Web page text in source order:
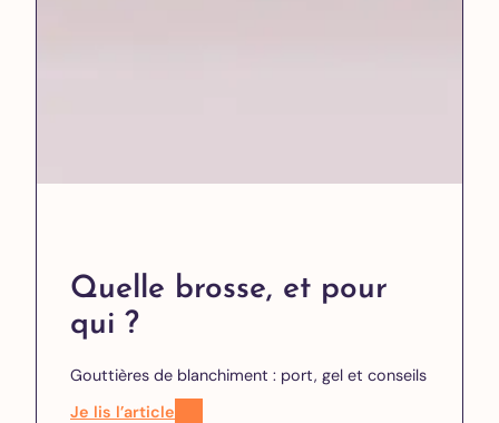
Quelle brosse, et pour
qui ?
Gouttières de blanchiment : port, gel et conseils
Je lis l’article